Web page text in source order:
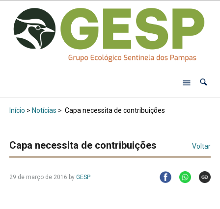
Início > Notícias > Capa necessita de contribuições
Capa necessita de contribuições Voltar
29 de março de 2016 by GESP